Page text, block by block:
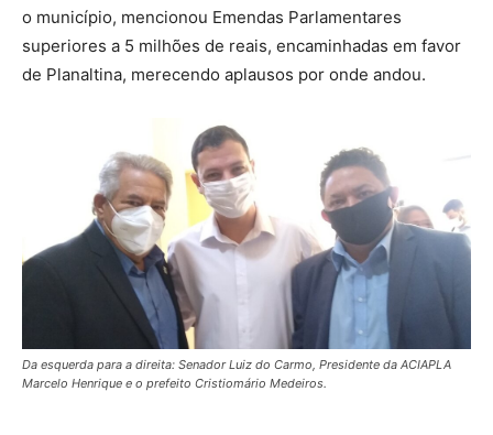
o município, mencionou Emendas Parlamentares
superiores a 5 milhões de reais, encaminhadas em favor
de Planaltina, merecendo aplausos por onde andou.
Da esquerda para a direita: Senador Luiz do Carmo, Presidente da ACIAPLA
Marcelo Henrique e o prefeito Cristiomário Medeiros.